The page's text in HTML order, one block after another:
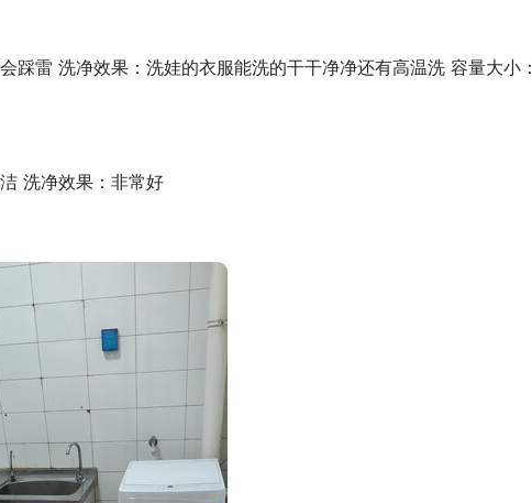
踩雷 洗净效果：洗娃的衣服能洗的干干净净还有高温洗 容量大小：
洗净效果：非常好